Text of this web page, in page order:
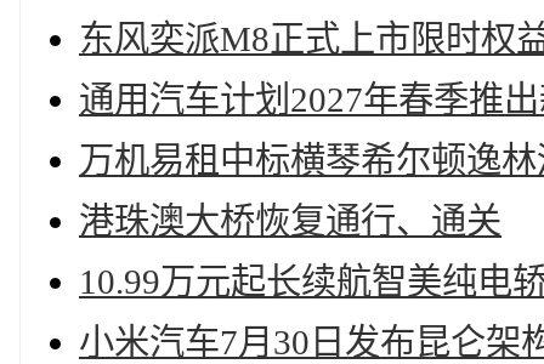
东风奕派M8正式上市限时权
通用汽车计划2027年春季推
万机易租中标横琴希尔顿逸
港珠澳大桥恢复通行、通关
10.99万元起长续航智美纯电
小米汽车7月30日发布昆仑架